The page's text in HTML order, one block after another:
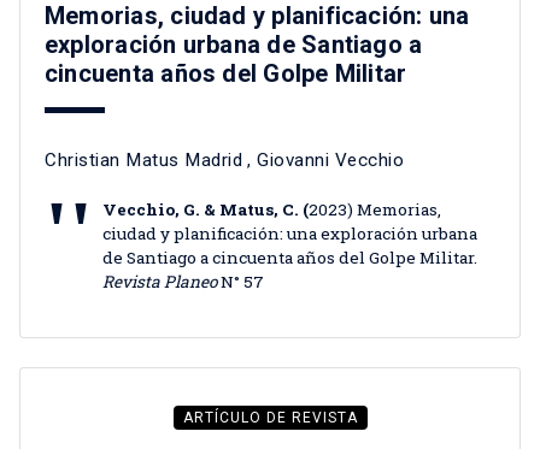
Memorias, ciudad y planificación: una
exploración urbana de Santiago a
cincuenta años del Golpe Militar
Christian Matus Madrid , Giovanni Vecchio
Vecchio, G. & Matus, C. (2023) Memorias,
ciudad y planificación: una exploración urbana
de Santiago a cincuenta años del Golpe Militar.
Revista PlaneoN° 57
ARTÍCULO DE REVISTA